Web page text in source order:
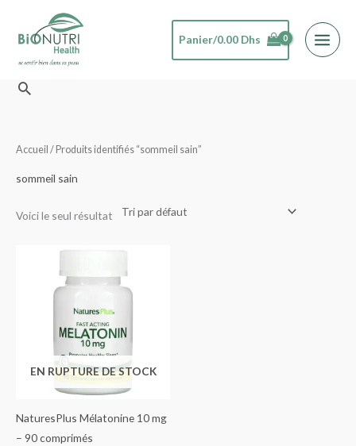
contenu
Panier/0.00 Dhs
Rechercher
Accueil / Produits identifiés “sommeil sain”
sommeil sain
Voici le seul résultat
EN RUPTURE DE STOCK
NaturesPlus Mélatonine 10 mg
– 90 comprimés